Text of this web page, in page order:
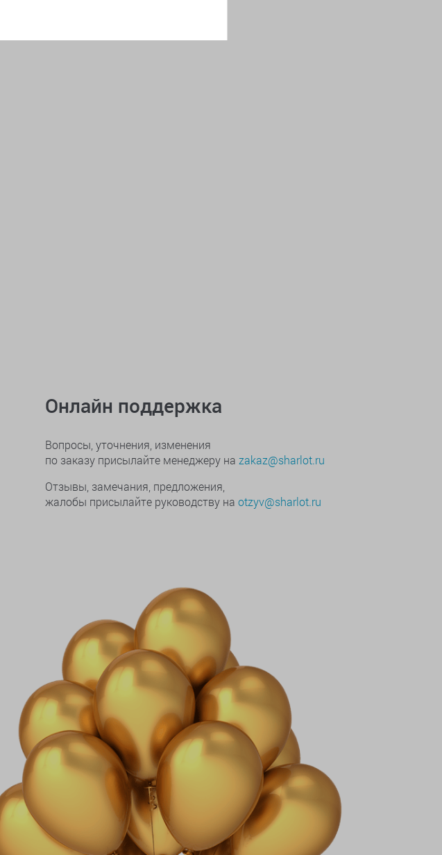
Онлайн поддержка
Вопросы, уточнения, изменения
по заказу присылайте менеджеру на zakaz@sharlot.ru
Отзывы, замечания, предложения,
жалобы присылайте руководству на otzyv@sharlot.ru